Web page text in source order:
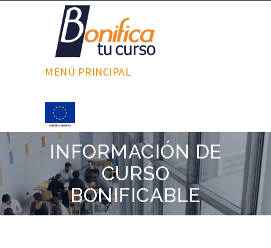
MENÚ PRINCIPAL
INFORMACIÓN DE
CURSO
BONIFICABLE